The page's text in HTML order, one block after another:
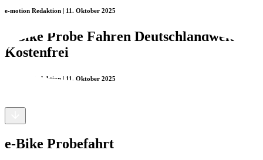
e-motion Redaktion | 11. Oktober 2025
e-Bike Probe Fahren Deutschlandweit &
Kostenfrei
e-motion Redaktion | 11. Oktober 2025
e-Bike Probefahrt